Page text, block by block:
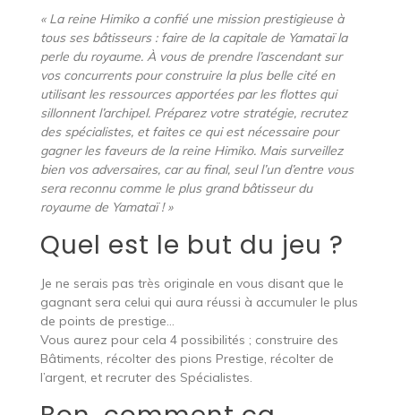
« La reine Himiko a confié une mission prestigieuse à
tous ses bâtisseurs : faire de la capitale de Yamataï la
perle du royaume. À vous de prendre l’ascendant sur
vos concurrents pour construire la plus belle cité en
utilisant les ressources apportées par les flottes qui
sillonnent l’archipel. Préparez votre stratégie, recrutez
des spécialistes, et faites ce qui est nécessaire pour
gagner les faveurs de la reine Himiko. Mais surveillez
bien vos adversaires, car au final, seul l’un d’entre vous
sera reconnu comme le plus grand bâtisseur du
royaume de Yamataï ! »
Quel est le but du jeu ?
Je ne serais pas très originale en vous disant que le
gagnant sera celui qui aura réussi à accumuler le plus
de points de prestige…
Vous aurez pour cela 4 possibilités ; construire des
Bâtiments, récolter des pions Prestige, récolter de
l’argent, et recruter des Spécialistes.